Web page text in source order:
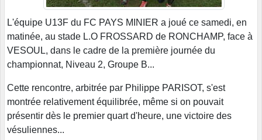
L'équipe U13F du FC PAYS MINIER a joué ce samedi, en
matinée, au stade L.O FROSSARD de RONCHAMP, face à
VESOUL, dans le cadre de la première journée du
championnat, Niveau 2, Groupe B...
Cette rencontre, arbitrée par Philippe PARISOT, s'est
montrée relativement équilibrée, même si on pouvait
présentir dès le premier quart d'heure, une victoire des
vésuliennes...